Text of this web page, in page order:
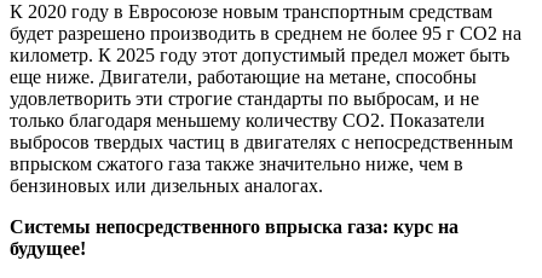
К 2020 году в Евросоюзе новым транспортным средствам
будет разрешено производить в среднем не более 95 г СО2 на
километр. К 2025 году этот допустимый предел может быть
еще ниже. Двигатели, работающие на метане, способны
удовлетворить эти строгие стандарты по выбросам, и не
только благодаря меньшему количеству СО2. Показатели
выбросов твердых частиц в двигателях с непосредственным
впрыском сжатого газа также значительно ниже, чем в
бензиновых или дизельных аналогах.
Системы непосредственного впрыска газа: курс на
будущее!